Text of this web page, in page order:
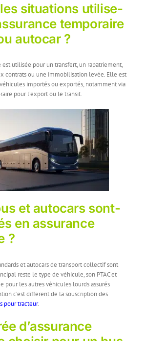
situations utilise-
temporaire
autocar ?
est utilisée pour un transfert, un rapatriement,
contrats ou une immobilisation levée. Elle est
importés ou exportés, notamment via
pour l’export ou le transit.
et autocars sont-
en assurance
?
et autocars de transport collectif sont
reste le type de véhicule, son PTAC et
pour les autres véhicules lourds assurés
c’est different de la souscription des
pour tracteur.
d’assurance